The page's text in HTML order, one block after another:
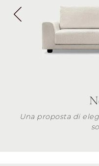
Una proposta di